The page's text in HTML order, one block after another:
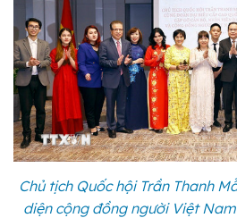
Chủ tịch Quốc hội Trần Thanh
diện cộng đồng người Việt